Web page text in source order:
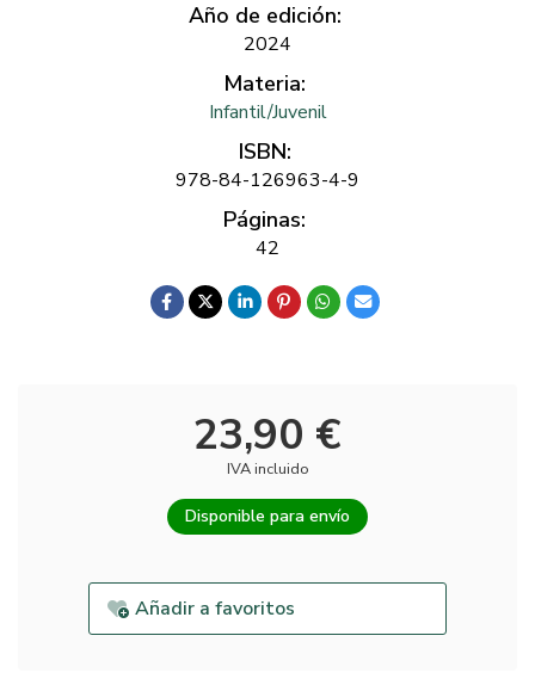
Año de edición:
2024
Materia:
Infantil/Juvenil
ISBN:
978-84-126963-4-9
Páginas:
42
23,90 €
IVA incluido
Disponible para envío
Añadir a favoritos